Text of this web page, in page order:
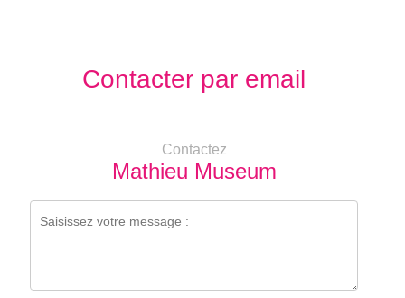
Contacter par email
Contactez
Mathieu Museum